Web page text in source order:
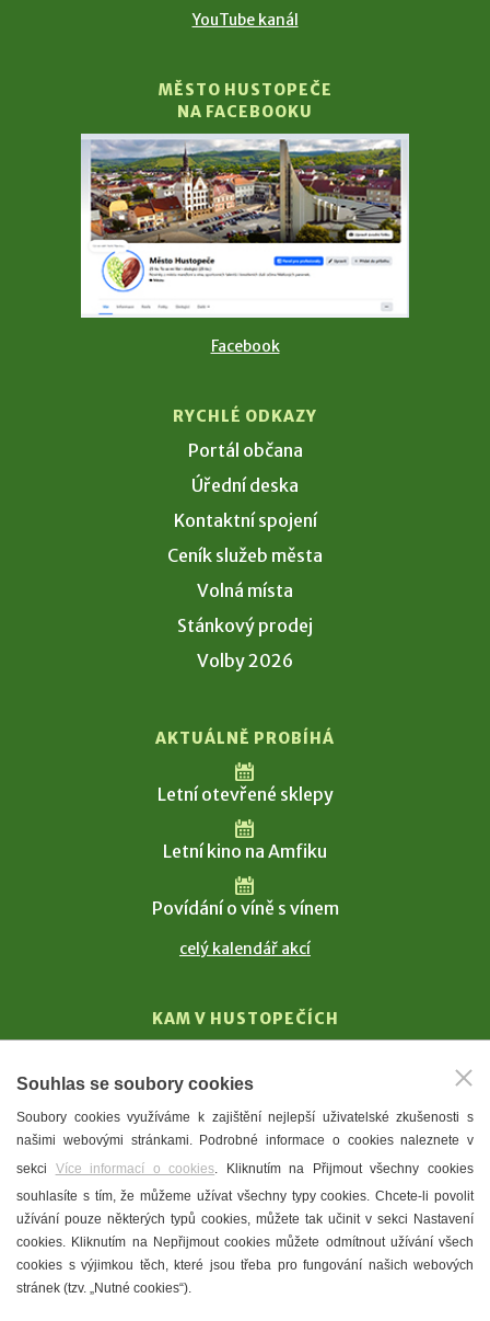
YouTube kanál
MĚSTO HUSTOPEČE
NA FACEBOOKU
Facebook
RYCHLÉ ODKAZY
Portál občana
Úřední deska
Kontaktní spojení
Ceník služeb města
Volná místa
Stánkový prodej
Volby 2026
AKTUÁLNĚ PROBÍHÁ
Letní otevřené sklepy
Letní kino na Amfiku
Povídání o víně s vínem
celý kalendář akcí
KAM V HUSTOPEČÍCH
T. G. Masaryk
Mandloně
Ubytování
Restaurace
Městské muzeum a galerie
Denní meníčka
Souhlas se soubory cookies
Soubory cookies využíváme k zajištění nejlepší uživatelské zkušenosti s
našimi webovými stránkami. Podrobné informace o cookies naleznete v
sekci Více informací o cookies. Kliknutím na Přijmout všechny cookies
souhlasíte s tím, že můžeme užívat všechny typy cookies. Chcete-li povolit
užívání pouze některých typů cookies, můžete tak učinit v sekci Nastavení
cookies. Kliknutím na Nepřijmout cookies můžete odmítnout užívání všech
cookies s výjimkou těch, které jsou třeba pro fungování našich webových
stránek (tzv. „Nutné cookies“).